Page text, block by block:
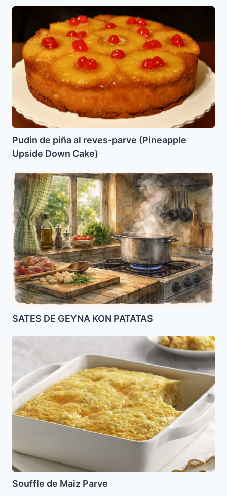
Pudin
reves-
parve
(Pineapple
Upside
Down
Cake)
Pudin de piña al reves-parve (Pineapple
Upside Down Cake)
SATES
DE
GEYNA
KON
PATATAS
SATES DE GEYNA KON PATATAS
Souffle
Parve
Souffle de Maiz Parve